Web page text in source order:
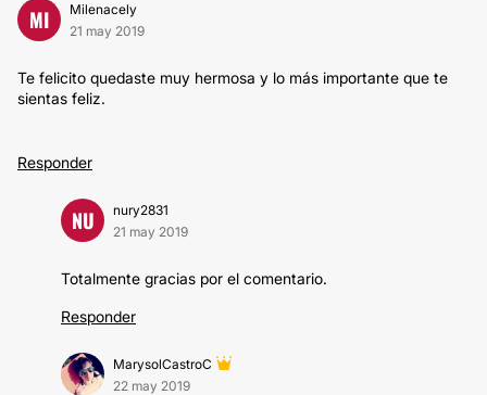
MI
Milenacely
21 may 2019
Te felicito quedaste muy hermosa y lo más importante que te
sientas feliz.
Responder
NU
nury2831
21 may 2019
Totalmente gracias por el comentario.
Responder
MarysolCastroC
22 may 2019